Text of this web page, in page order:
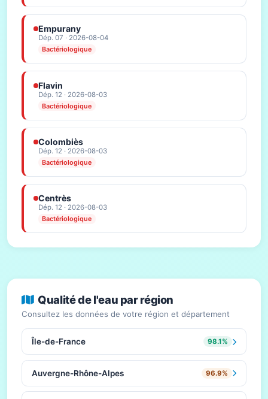
Empurany
Dép. 07 · 2026-08-04
Bactériologique
Flavin
Dép. 12 · 2026-08-03
Bactériologique
Colombiès
Dép. 12 · 2026-08-03
Bactériologique
Centrès
Dép. 12 · 2026-08-03
Bactériologique
Qualité de l'eau par région
Consultez les données de votre région et département
Île-de-France 98.1%
Auvergne-Rhône-Alpes 96.9%